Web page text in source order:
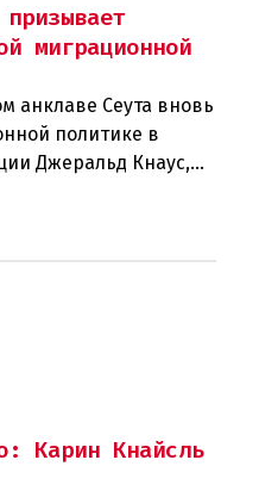
миграционной
анклаве Сеута вновь
политике в
Джеральд Кнаус,
Карин Кнайсль